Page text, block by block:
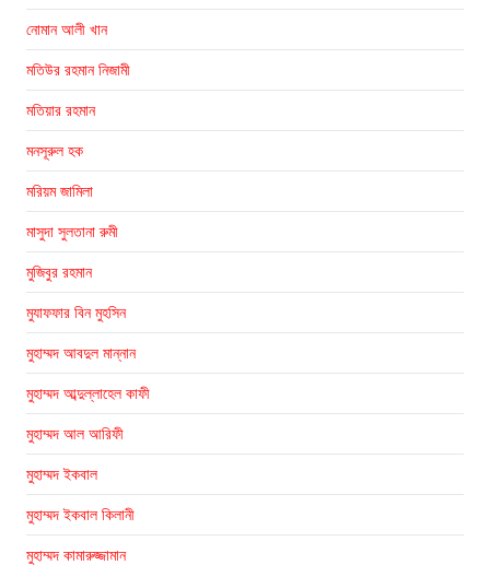
নোমান আলী খান
মতিউর রহমান নিজামী
মতিয়ার রহমান
মনসূরুল হক
মরিয়ম জামিলা
মাসুদা সুলতানা রুমী
মুজিবুর রহমান
মুযাফফার বিন মুহসিন
মুহাম্মদ আবদুল মান্নান
মুহাম্মদ আব্দুল্লাহেল কাফী
মুহাম্মদ আল আরিফী
মুহাম্মদ ইকবাল
মুহাম্মদ ইকবাল কিলানী
মুহাম্মদ কামারুজ্জামান